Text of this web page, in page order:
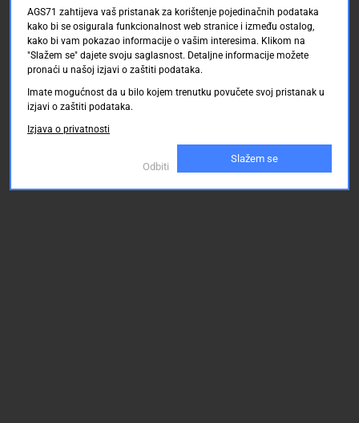
AGS71 zahtijeva vaš pristanak za korištenje pojedinačnih podataka
kako bi se osigurala funkcionalnost web stranice i između ostalog,
kako bi vam pokazao informacije o vašim interesima. Klikom na
"Slažem se" dajete svoju saglasnost. Detaljne informacije možete
pronaći u našoj izjavi o zaštiti podataka.
Imate mogućnost da u bilo kojem trenutku povučete svoj pristanak u
izjavi o zaštiti podataka.
Izjava o privatnosti
Odbiti
Slažem se